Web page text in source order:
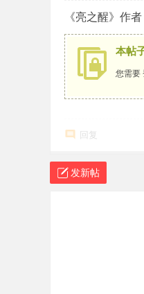
《亮之醒》作
本帖
您需要
回复
发新帖